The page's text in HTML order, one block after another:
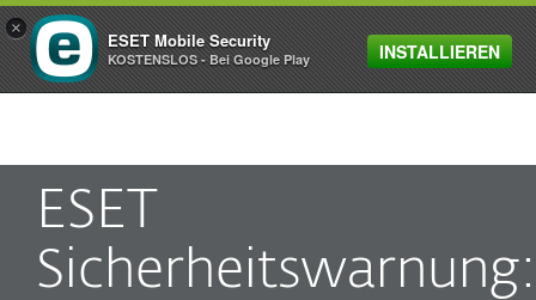
MENU
ESET
Sicherheitswarnung:
×
ESET Mobile Security
KOSTENSLOS - Bei Google Play INSTALLIEREN